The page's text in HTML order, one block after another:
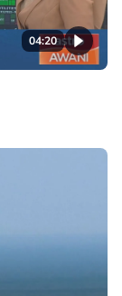
04:20